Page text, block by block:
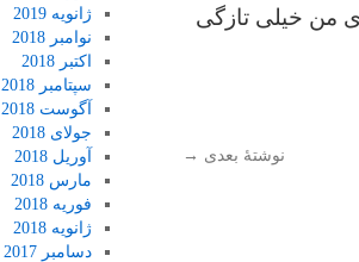
من خیلی تازگی
نوشتهٔ بعدی →
ژانویه 2019
نوامبر 2018
اکتبر 2018
سپتامبر 2018
آگوست 2018
جولای 2018
آوریل 2018
مارس 2018
فوریه 2018
ژانویه 2018
دسامبر 2017